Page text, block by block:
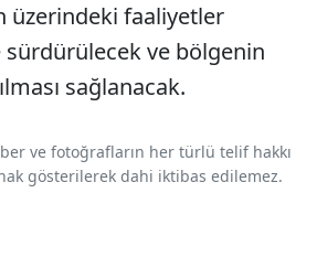
üzerindeki faaliyetler
ve bölgenin
sağlanacak.
ve fotoğrafların her türlü telif hakkı
gösterilerek dahi iktibas edilemez.